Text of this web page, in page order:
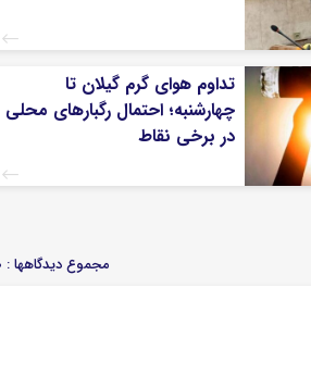
تداوم هوای گرم گیلان تا
چهارشنبه؛ احتمال رگبارهای محلی
در برخی نقاط
مجموع دیدگاهها : 0